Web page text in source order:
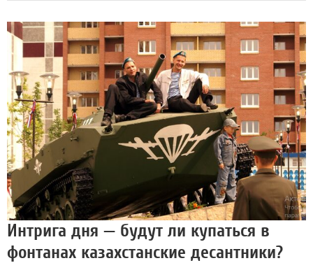
Интрига дня — будут ли купаться в
фонтанах казахстанские десантники?